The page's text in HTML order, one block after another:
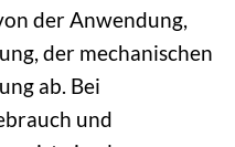
der Anwendung,
der mechanischen
ab. Bei
und